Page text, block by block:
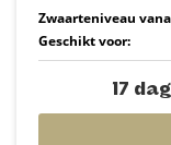
Zwaarteniveau
Geschikt voor:
17